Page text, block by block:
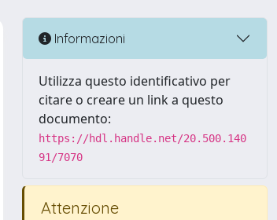
Informazioni
Utilizza questo identificativo per
citare o creare un link a questo
documento:
https://hdl.handle.net/20.500.140
91/7070
Attenzione